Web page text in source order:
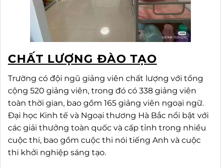
CHẤT LƯỢNG ĐÀO TẠO
Trường có đội ngũ giảng viên chất lượng với tổng
cộng 520 giảng viên, trong đó có 338 giảng viên
toàn thời gian, bao gồm 165 giảng viên ngoại ngữ.
Đại học Kinh tế và Ngoại thương Hà Bắc nổi bật với
các giải thưởng toàn quốc và cấp tỉnh trong nhiều
cuộc thi, bao gồm cuộc thi nói tiếng Anh và cuộc
thi khởi nghiệp sáng tạo.